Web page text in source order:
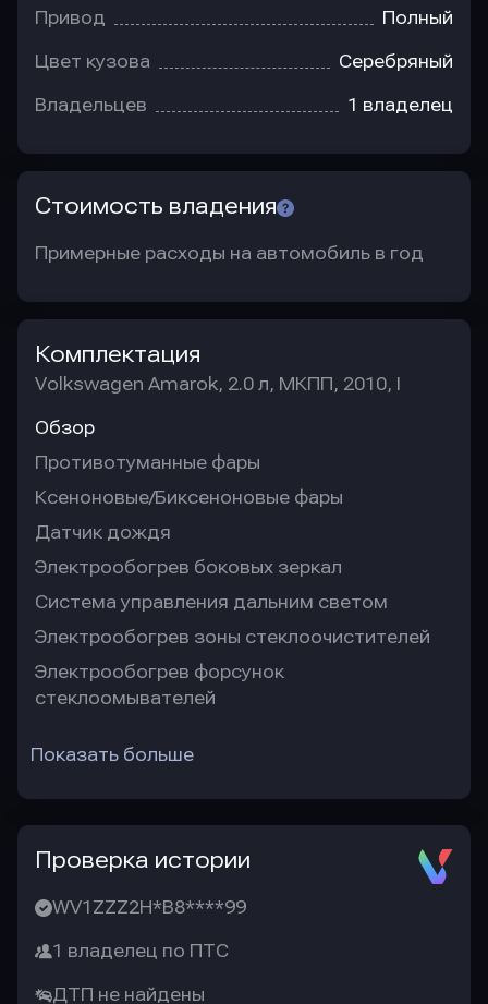
Привод Полный
Цвет кузова Серебряный
Владельцев 1 владелец
Стоимость владения
Примерные расходы на автомобиль в год
Комплектация
Volkswagen Amarok, 2.0 л, МКПП, 2010, I
Обзор
Противотуманные фары
Ксеноновые/Биксеноновые фары
Датчик дождя
Электрообогрев боковых зеркал
Система управления дальним светом
Электрообогрев зоны стеклоочистителей
Электрообогрев форсунок
стеклоомывателей
Показать больше
Проверка истории
WV1ZZZ2H*B8****99
1 владелец по ПТС
ДТП не найдены